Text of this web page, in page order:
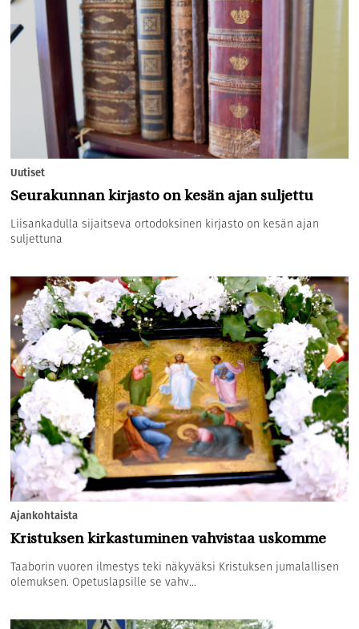
Uutiset
Seurakunnan kirjasto on kesän ajan suljettu
Liisankadulla sijaitseva ortodoksinen kirjasto on kesän ajan
suljettuna
Ajankohtaista
Kristuksen kirkastuminen vahvistaa uskomme
Taaborin vuoren ilmestys teki näkyväksi Kristuksen jumalallisen
olemuksen. Opetuslapsille se vahv...